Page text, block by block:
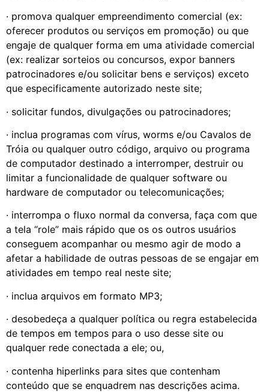
· promova qualquer empreendimento comercial (ex:
oferecer produtos ou serviços em promoção) ou que
engaje de qualquer forma em uma atividade comercial
(ex: realizar sorteios ou concursos, expor banners
patrocinadores e/ou solicitar bens e serviços) exceto
que especificamente autorizado neste site;
· solicitar fundos, divulgações ou patrocinadores;
· inclua programas com vírus, worms e/ou Cavalos de
Tróia ou qualquer outro código, arquivo ou programa
de computador destinado a interromper, destruir ou
limitar a funcionalidade de qualquer software ou
hardware de computador ou telecomunicações;
· interrompa o fluxo normal da conversa, faça com que
a tela “role” mais rápido que os os outros usuários
conseguem acompanhar ou mesmo agir de modo a
afetar a habilidade de outras pessoas de se engajar em
atividades em tempo real neste site;
· inclua arquivos em formato MP3;
· desobedeça a qualquer política ou regra estabelecida
de tempos em tempos para o uso desse site ou
qualquer rede conectada a ele; ou,
· contenha hiperlinks para sites que contenham
conteúdo que se enquadrem nas descrições acima.